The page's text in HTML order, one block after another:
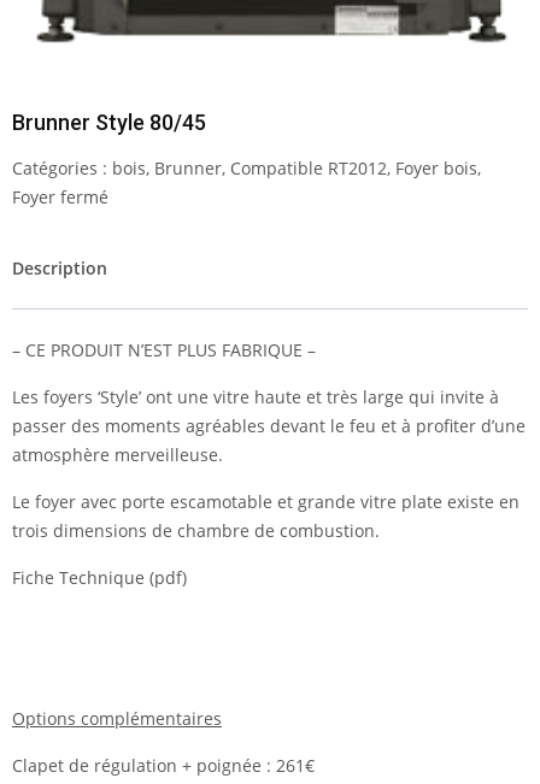
Brunner Style 80/45
Catégories : bois, Brunner, Compatible RT2012, Foyer bois,
Foyer fermé
Description
– CE PRODUIT N’EST PLUS FABRIQUE –
Les foyers ‘Style’ ont une vitre haute et très large qui invite à
passer des moments agréables devant le feu et à profiter d’une
atmosphère merveilleuse.
Le foyer avec porte escamotable et grande vitre plate existe en
trois dimensions de chambre de combustion.
Fiche Technique (pdf)
Options complémentaires
Clapet de régulation + poignée : 261€